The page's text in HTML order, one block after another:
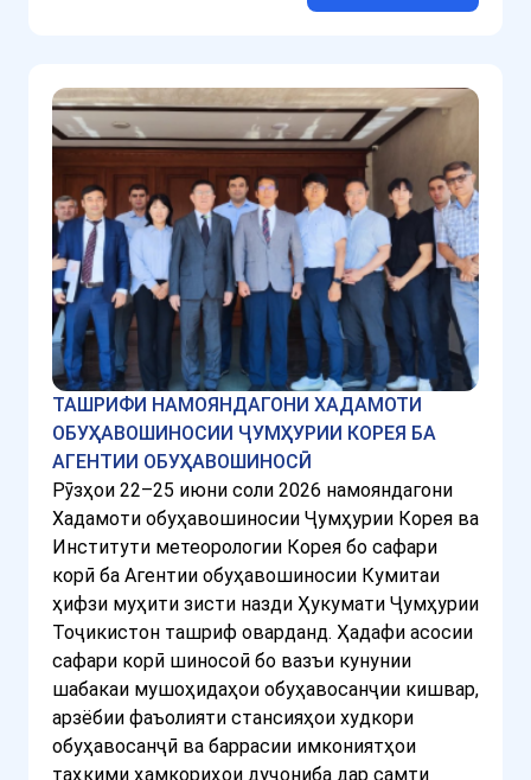
ТАШРИФИ НАМОЯНДАГОНИ ХАДАМОТИ
ОБУҲАВОШИНОСИИ ҶУМҲУРИИ КОРЕЯ БА
АГЕНТИИ ОБУҲАВОШИНОСӢ
Рӯзҳои 22–25 июни соли 2026 намояндагони
Хадамоти обуҳавошиносии Ҷумҳурии Корея ва
Институти метеорологии Корея бо сафари
корӣ ба Агентии обуҳавошиносии Кумитаи
ҳифзи муҳити зисти назди Ҳукумати Ҷумҳурии
Тоҷикистон ташриф оварданд. Ҳадафи асосии
сафари корӣ шиносоӣ бо вазъи кунунии
шабакаи мушоҳидаҳои обуҳавосанҷии кишвар,
арзёбии фаъолияти стансияҳои худкори
обуҳавосанҷӣ ва баррасии имкониятҳои
таҳкими ҳамкориҳои дуҷониба дар самти